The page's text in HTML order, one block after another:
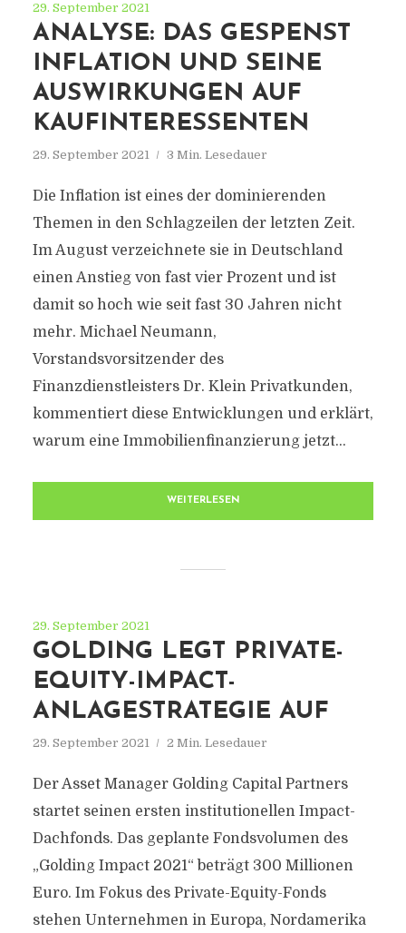
29. September 2021
ANALYSE: DAS GESPENST
INFLATION UND SEINE
AUSWIRKUNGEN AUF
KAUFINTERESSENTEN
29. September 2021 3 Min. Lesedauer
Die Inflation ist eines der dominierenden
Themen in den Schlagzeilen der letzten Zeit.
Im August verzeichnete sie in Deutschland
einen Anstieg von fast vier Prozent und ist
damit so hoch wie seit fast 30 Jahren nicht
mehr. Michael Neumann,
Vorstandsvorsitzender des
Finanzdienstleisters Dr. Klein Privatkunden,
kommentiert diese Entwicklungen und erklärt,
warum eine Immobilienfinanzierung jetzt...
WEITERLESEN
29. September 2021
GOLDING LEGT PRIVATE-
EQUITY-IMPACT-
ANLAGESTRATEGIE AUF
29. September 2021 2 Min. Lesedauer
Der Asset Manager Golding Capital Partners
startet seinen ersten institutionellen Impact-
Dachfonds. Das geplante Fondsvolumen des
„Golding Impact 2021“ beträgt 300 Millionen
Euro. Im Fokus des Private-Equity-Fonds
stehen Unternehmen in Europa, Nordamerika